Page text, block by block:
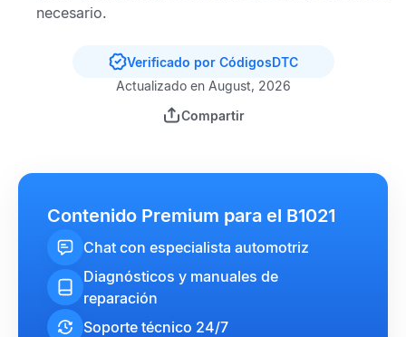
necesario.
Verificado por CódigosDTC
Actualizado en August, 2026
Compartir
Contenido Premium para el B1021
Chat con especialista automotriz
Diagnósticos y manuales de
reparación
Soporte técnico 24/7